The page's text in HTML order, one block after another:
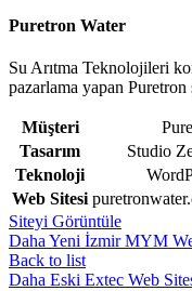
Puretron Water
Su Arıtma Teknolojileri
pazarlama yapan Puretron
Müşteri
Tasarım
Studio
Teknoloji
Web Sitesi
Siteyi Görüntüle
Daha Yeni İzmir MYM
Back to list
Daha Eski Extec Web